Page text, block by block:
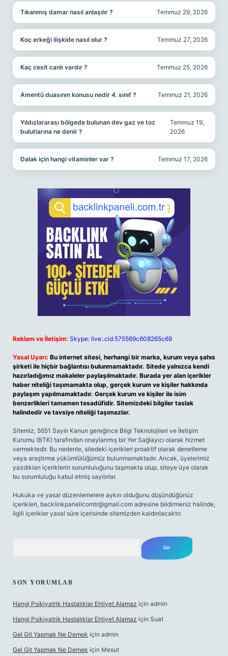
Tıkanmış damar nasıl anlaşılır ? Temmuz 29, 2026
Koç erkeği ilişkide nasıl olur ? Temmuz 27, 2026
Kaç cesit canlı vardır ? Temmuz 25, 2026
Amentü duasının konusu nedir 4. sınıf ? Temmuz 21, 2026
Yıldızlararası bölgede bulunan dev gaz ve toz
bulutlarına ne denir ?
Temmuz 19,
2026
Dalak için hangi vitaminler var ? Temmuz 17, 2026
Reklam ve İletişim: Skype: live:.cid.575569c608265c69
Yasal Uyarı: Bu internet sitesi, herhangi bir marka, kurum veya şahıs
şirketi ile hiçbir bağlantısı bulunmamaktadır. Sitede yalnızca kendi
hazırladığımız makaleler paylaşılmaktadır. Burada yer alan içerikler
haber niteliği taşımamakta olup, gerçek kurum ve kişiler hakkında
paylaşım yapılmamaktadır. Gerçek kurum ve kişiler ile isim
benzerlikleri tamamen tesadüfidir. Sitemizdeki bilgiler taslak
halindedir ve tavsiye niteliği taşımazlar.
Sitemiz, 5651 Sayılı Kanun gereğince Bilgi Teknolojileri ve İletişim
Kurumu (BTK) tarafından onaylanmış bir Yer Sağlayıcı olarak hizmet
vermektedir. Bu nedenle, sitedeki içerikleri proaktif olarak denetleme
veya araştırma yükümlülüğümüz bulunmamaktadır. Ancak, üyelerimiz
yazdıkları içeriklerin sorumluluğunu taşımakta olup, siteye üye olarak
bu sorumluluğu kabul etmiş sayılırlar.
Hukuka ve yasal düzenlemelere aykırı olduğunu düşündüğünüz
içerikleri, backlinkpanelicomtr@gmail.com adresine bildirmeniz halinde,
ilgili içerikler yasal süre içerisinde sitemizden kaldırılacaktır.
SON YORUMLAR
Hangi Psikiyatrik Hastalıklar Ehliyet Alamaz için admin
Hangi Psikiyatrik Hastalıklar Ehliyet Alamaz için Suat
Gel Git Yapmak Ne Demek için admin
Gel Git Yapmak Ne Demek için Mesut